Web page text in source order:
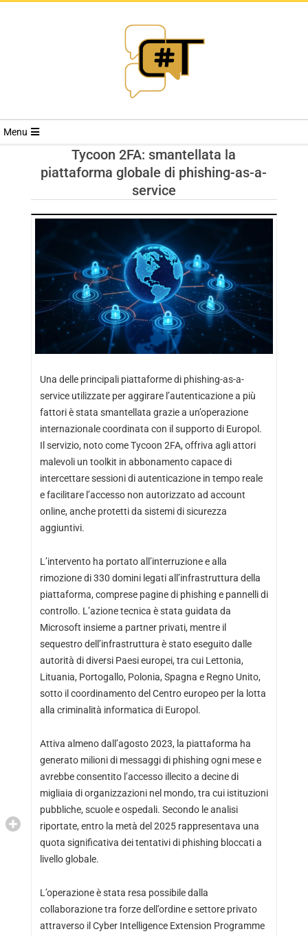
RIVISTA
TRENDS
Menu
Tycoon 2FA: smantellata la
piattaforma globale di phishing-as-a-
service
Una delle principali piattaforme di phishing-as-a-
service utilizzate per aggirare l’autenticazione a più
fattori è stata smantellata grazie a un’operazione
internazionale coordinata con il supporto di Europol.
Il servizio, noto come Tycoon 2FA, offriva agli attori
malevoli un toolkit in abbonamento capace di
intercettare sessioni di autenticazione in tempo reale
e facilitare l’accesso non autorizzato ad account
online, anche protetti da sistemi di sicurezza
aggiuntivi.
L’intervento ha portato all’interruzione e alla
rimozione di 330 domini legati all’infrastruttura della
piattaforma, comprese pagine di phishing e pannelli di
controllo. L’azione tecnica è stata guidata da
Microsoft insieme a partner privati, mentre il
sequestro dell’infrastruttura è stato eseguito dalle
autorità di diversi Paesi europei, tra cui Lettonia,
Lituania, Portogallo, Polonia, Spagna e Regno Unito,
sotto il coordinamento del Centro europeo per la lotta
alla criminalità informatica di Europol.
Attiva almeno dall’agosto 2023, la piattaforma ha
generato milioni di messaggi di phishing ogni mese e
avrebbe consentito l’accesso illecito a decine di
migliaia di organizzazioni nel mondo, tra cui istituzioni
pubbliche, scuole e ospedali. Secondo le analisi
riportate, entro la metà del 2025 rappresentava una
quota significativa dei tentativi di phishing bloccati a
livello globale.
L’operazione è stata resa possibile dalla
collaborazione tra forze dell’ordine e settore privato
attraverso il Cyber Intelligence Extension Programme